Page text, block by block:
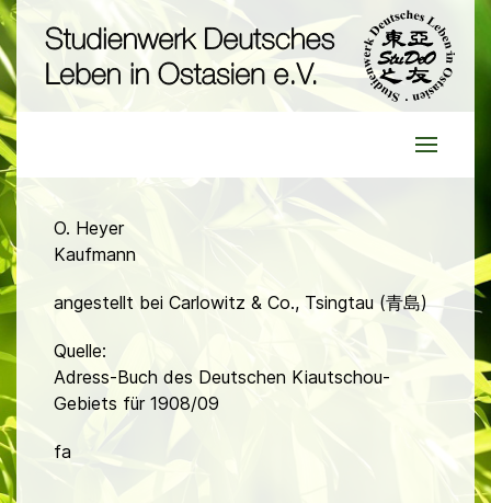
O. Heyer
Kaufmann
angestellt bei Carlowitz & Co., Tsingtau (青島)
Quelle:
Adress-Buch des Deutschen Kiautschou-
Gebiets für 1908/09
fa